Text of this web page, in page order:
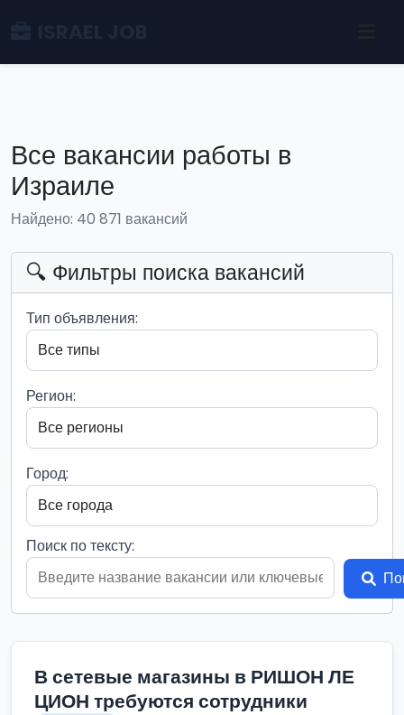
Все вакансии работы в
Израиле
Найдено: 40 871 вакансий
🔍 Фильтры поиска вакансий
Тип объявления:
Регион:
Город:
Поиск по тексту:
В сетевые магазины в РИШОН ЛЕ
ЦИОН требуются сотрудники